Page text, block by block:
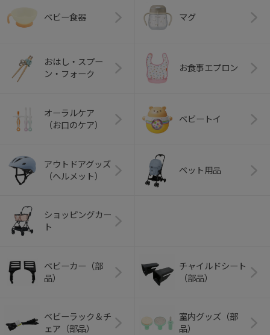
ベビー食器 マグ
おはし・スプー
ン・フォーク
お食事エプロン
オーラルケア
（お口のケア）
ベビートイ
アウトドアグッズ
（ヘルメット）
ペット用品
ショッピングカー
ト
ベビーカー（部
品）
チャイルドシート
（部品）
ベビーラック＆チ
ェア（部品）
室内グッズ（部
品）